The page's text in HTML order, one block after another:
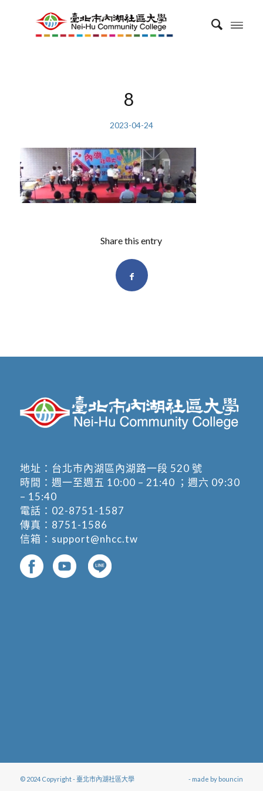
8
2023-04-24
Share this entry
地址： 台北市內湖區內湖路一段 520 號
時間：週一至週五 10:00 – 21:40 ；週六 09:30
– 15:40
電話： 02-8751-1587
傳真：8751-1586
信箱： support@nhcc.tw
© 2024 Copyright - 臺北市內湖社區大學 - made by bouncin